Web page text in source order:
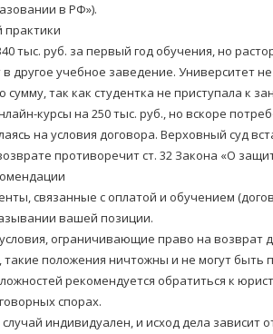
в РФ»).
тыс. руб. за первый год обучения, но
другое учебное заведение. Университет
сумму, так как студентка не приступала к
курсы на 250 тыс. руб., но вскоре
на условия договора. Верховный суд
противоречит ст. 32 Закона «О
связанные с оплатой и обучением
вашей позиции.
условия, ограничивающие право на
такие положения ничтожны и не могут быть
рекомендуется обратиться к
спорах.
индивидуален, и исход дела зависит